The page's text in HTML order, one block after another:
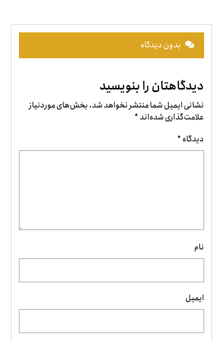
بدون دیدگاه
دیدگاهتان را بنویسید
نشانی ایمیل شما منتشر نخواهد شد.بخش‌های موردنیاز
علامت‌گذاری شده‌اند*
دیدگاه*
نام
ایمیل